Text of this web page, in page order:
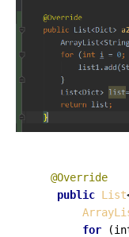
@Override
public List
for